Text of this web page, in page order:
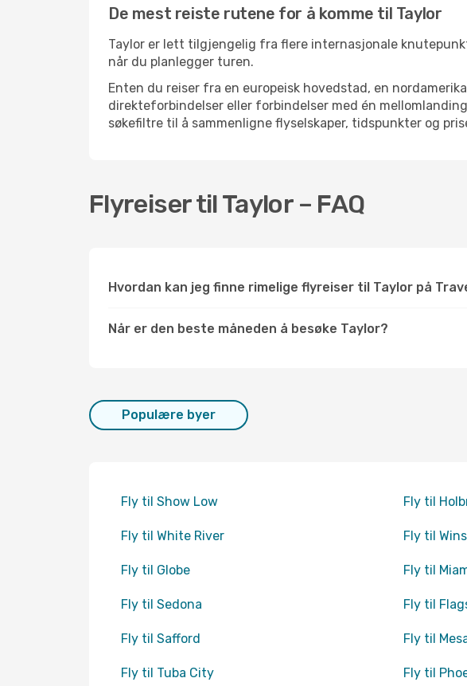
De mest reiste rutene for å komme til Taylor
Taylor er lett tilgjengelig fra flere internasjonale
når du planlegger turen.
Enten du reiser fra en europeisk hovedstad, en
direkteforbindelser eller forbindelser med én
søkefiltre til å sammenligne flyselskaper, tidspunkter og
Flyreiser til Taylor – FAQ
Hvordan kan jeg finne rimelige flyreiser til Taylor på
Når er den beste måneden å besøke Taylor?
Populære byer
Fly til Show Low Fly til
Fly til White River Fly til
Fly til Globe Fly til
Fly til Sedona Fly til
Fly til Safford Fly til
Fly til Tuba City Fly til